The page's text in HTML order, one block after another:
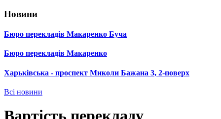
Новини
Бюро перекладів Макаренко Буча
Бюро перекладів Макаренко
Харьківська - проспект Миколи Бажана 3, 2-поверх
Всі новини